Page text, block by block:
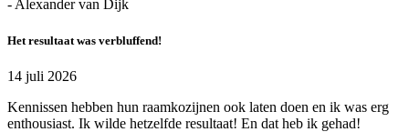
- Alexander van Dijk
Het resultaat was verbluffend!
14 juli 2026
Kennissen hebben hun raamkozijnen ook laten doen en ik was erg
enthousiast. Ik wilde hetzelfde resultaat! En dat heb ik gehad!